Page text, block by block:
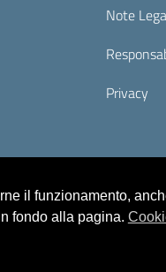
Note
Privacy
il funzionamento,
fondo alla pagina.